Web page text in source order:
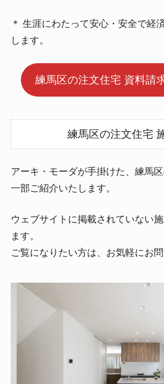
＊ 生涯にわたって安心・安全で経
します。
練馬区の注文住宅 資料請
練馬区の注文住宅
アーキ・モーダが手掛けた、練馬
一部ご紹介いたします。
ウェブサイトに掲載されていない
ます。
ご覧になりたい方は、お気軽にお